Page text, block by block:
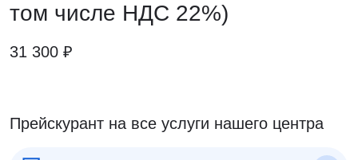
том числе НДС 22%)
31 300 ₽
Прейскурант на все услуги нашего центра